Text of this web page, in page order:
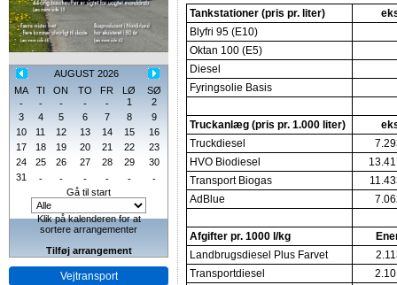
AUGUST 2026
MA
TI ON TO FR LØ
SØ
-
- - - - 1
2
3
4 5 6 7 8
9
10
11 12 13 14 15
16
17
18 19 20 21 22
23
24
25 26 27 28 29
30
31
- - - - -
-
Gå til start
Klik på kalenderen for at
sortere arrangementer
Tilføj arrangement
Vejtransport
Tankstationer (pris pr. liter)
Blyfri 95 (E10)
Oktan 100 (E5)
Diesel
Fyringsolie Basis
Truckanlæg (pris pr. 1.000 liter)
Truckdiesel
HVO Biodiesel
Transport Biogas
AdBlue
Afgifter pr. 1000 l/kg
Landbrugsdiesel Plus Farvet
Transportdiesel